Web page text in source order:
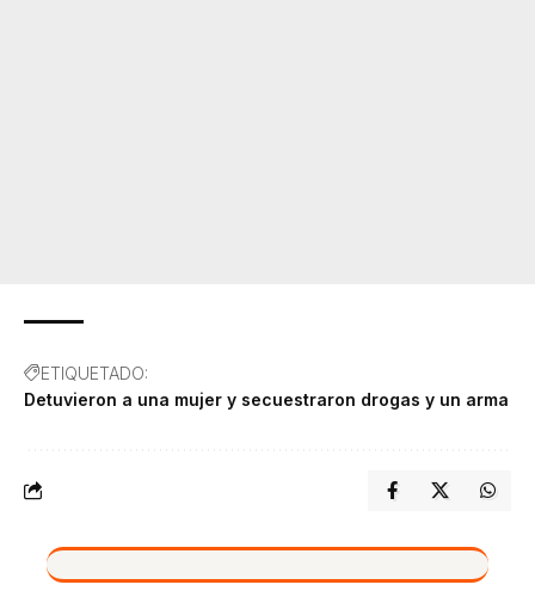
ETIQUETADO:
Detuvieron a una mujer y secuestraron drogas y un arma
VIVO